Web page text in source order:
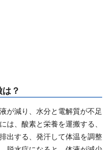
？
が減り、水分と電解質が不足
は、酸素と栄養を運搬する、
出する、発汗して体温を調整